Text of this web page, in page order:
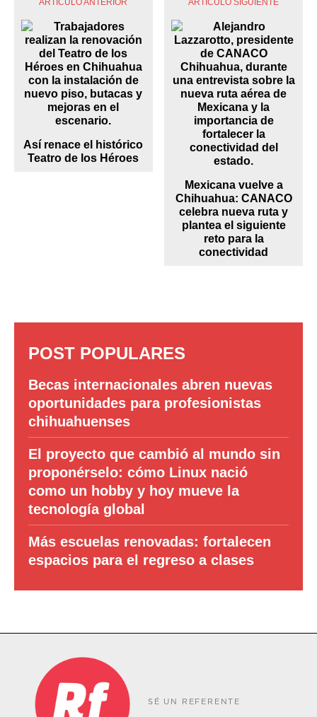
Así renace el histórico
Teatro de los Héroes
Mexicana vuelve a
Chihuahua: CANACO
celebra nueva ruta y
plantea el siguiente
reto para la
conectividad
POST POPULARES
Becas internacionales abren nuevas
oportunidades para profesionistas
chihuahuenses
El proyecto que cambió al mundo sin
proponérselo: cómo Linux nació
como un hobby y hoy mueve la
tecnología global
Más escuelas renovadas: fortalecen
espacios para el regreso a clases
SÉ UN REFERENTE